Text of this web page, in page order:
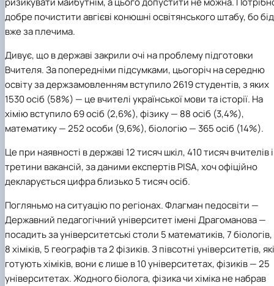
добре почистити авгієві конюшні освітянського штабу, бо
вже за плечима.
Дивує, що в державі закрили очі на проблему підготовки
Вчителя. За попередніми підсумками, цьогоріч на середню
освіту за держзамовленням вступило 2619 студентів, з яких
1530 осіб (58%) — це вчителі української мови та історії. На
хімію вступило 69 осіб (2,6%), фізику — 88 осіб (3,4%),
математику — 252 особи (9,6%), біологію — 365 осіб (14%).
Це при наявності в державі 12 тисяч шкіл, 410 тисяч вчителів і
третини вакансій, за даними експертів PISA, хоч офіційно
декларується цифра близько 5 тисяч осіб.
Погляньмо на ситуацію по регіонах. Флагман педосвіти —
Державний педагогічний університет імені Драгоманова —
посадить за університетські столи 5 математиків, 7 біологів,
8 хіміків, 5 географів та 2 фізиків. З півсотні університетів, які
готують хіміків, вони є лише в 10 університетах, фізиків — 25
університетах. Жодного біолога, фізика чи хіміка не набрав